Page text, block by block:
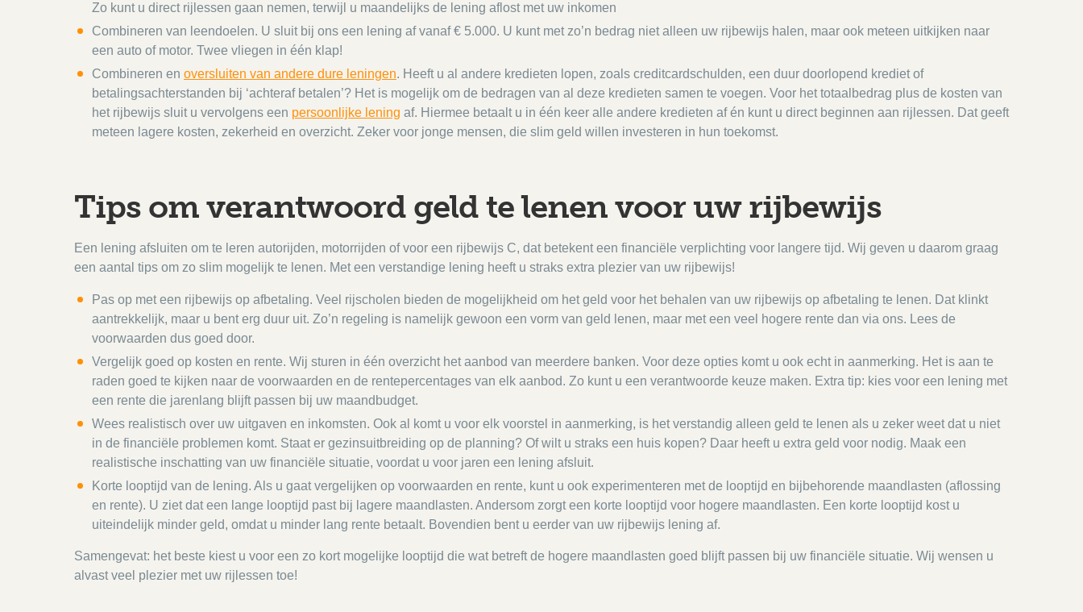
Zo kunt u direct rijlessen gaan nemen, terwijl u maandelijks de lening aflost met uw inkomen
Combineren van leendoelen. U sluit bij ons een lening af vanaf € 5.000. U kunt met zo’n bedrag niet alleen uw rijbewijs halen, maar ook meteen uitkijken naar
een auto of motor. Twee vliegen in één klap!
Combineren en oversluiten van andere dure leningen. Heeft u al andere kredieten lopen, zoals creditcardschulden, een duur doorlopend krediet of
betalingsachterstanden bij ‘achteraf betalen’? Het is mogelijk om de bedragen van al deze kredieten samen te voegen. Voor het totaalbedrag plus de kosten van
het rijbewijs sluit u vervolgens een persoonlijke lening af. Hiermee betaalt u in één keer alle andere kredieten af én kunt u direct beginnen aan rijlessen. Dat geeft
meteen lagere kosten, zekerheid en overzicht. Zeker voor jonge mensen, die slim geld willen investeren in hun toekomst.
Tips om verantwoord geld te lenen voor uw rijbewijs
Een lening afsluiten om te leren autorijden, motorrijden of voor een rijbewijs C, dat betekent een financiële verplichting voor langere tijd. Wij geven u daarom graag
een aantal tips om zo slim mogelijk te lenen. Met een verstandige lening heeft u straks extra plezier van uw rijbewijs!
Pas op met een rijbewijs op afbetaling. Veel rijscholen bieden de mogelijkheid om het geld voor het behalen van uw rijbewijs op afbetaling te lenen. Dat klinkt
aantrekkelijk, maar u bent erg duur uit. Zo’n regeling is namelijk gewoon een vorm van geld lenen, maar met een veel hogere rente dan via ons. Lees de
voorwaarden dus goed door.
Vergelijk goed op kosten en rente. Wij sturen in één overzicht het aanbod van meerdere banken. Voor deze opties komt u ook echt in aanmerking. Het is aan te
raden goed te kijken naar de voorwaarden en de rentepercentages van elk aanbod. Zo kunt u een verantwoorde keuze maken. Extra tip: kies voor een lening met
een rente die jarenlang blijft passen bij uw maandbudget.
Wees realistisch over uw uitgaven en inkomsten. Ook al komt u voor elk voorstel in aanmerking, is het verstandig alleen geld te lenen als u zeker weet dat u niet
in de financiële problemen komt. Staat er gezinsuitbreiding op de planning? Of wilt u straks een huis kopen? Daar heeft u extra geld voor nodig. Maak een
realistische inschatting van uw financiële situatie, voordat u voor jaren een lening afsluit.
Korte looptijd van de lening. Als u gaat vergelijken op voorwaarden en rente, kunt u ook experimenteren met de looptijd en bijbehorende maandlasten (aflossing
en rente). U ziet dat een lange looptijd past bij lagere maandlasten. Andersom zorgt een korte looptijd voor hogere maandlasten. Een korte looptijd kost u
uiteindelijk minder geld, omdat u minder lang rente betaalt. Bovendien bent u eerder van uw rijbewijs lening af.
Samengevat: het beste kiest u voor een zo kort mogelijke looptijd die wat betreft de hogere maandlasten goed blijft passen bij uw financiële situatie. Wij wensen u
alvast veel plezier met uw rijlessen toe!